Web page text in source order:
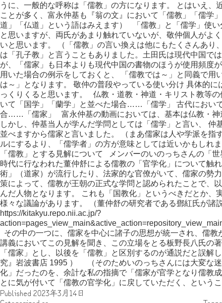
うに、一般的な呼称は「儒教」の方になります。 とはいえ、
ことが多く、富永仲基も『翁の文』において「儒教」「儒学
道」「仏道」という語はみえます） 「儒教」と「儒学」使
と思いますが、両氏があまり触れていないが、敬仲個人がよ
いと思います。 （「儒教」の言い換えは他にもたくさんあり
は「孔子教」と言うこともありました。土田氏は現代中国で
が、「儒家」も日本よりも現代中国の書物のほうが使用頻度
用いた場合の例示をしておくと、 「儒教では～」と同義で用
は～」となります。 敬仲の普段やっている使い分け 具体的
っくりくると思います。 仏教・道教・神道・キリスト教等
いて「国学」「蘭学」と並べた場合……「儒学」 古代におい
合……「儒家」 富永仲基の動画においては、基本は仏教・神
しかし、仲基当人が学んだ学問としては「儒学」と言い、 仲
並べますから儒家と言いました。 （まあ儒家は人や学派を指
ルにするより、「儒学者」の方が意味としては近いかもしれ
「儒教」とする見解について メンバーのいのっちさんの「
時代に行なわれた董仲舒による儒教の「官学化」について触
術」（道家）が流行したり、法家的な官僚がいて、儒家の勢
策によって、儒教が王朝の正式な学問と認められたことで、
んだ人物となります。 これも「国教化」というべきだとか、
様々な議論があります。 （董仲舒の研究者である鄧紅氏が諸
https://kitakyu.repo.nii.ac.jp/?
その中の一つに、儒家を中心に諸子の思想が統一され、儒
講義においてこの見解を聞き、この立場をとる板野長八氏の
「儒家」とし、以後を「儒教」と区別するのが通説だと誤解
究』岩波書店 1995 ） （そのためいのっちさんには大変な
化」だったのを、余計な私の指摘で「儒家が官学となり儒教
とに気が付いて「儒教の官学化」に戻していただく、という
Published 2023年3月14日